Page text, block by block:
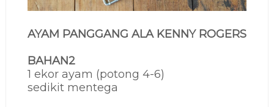
AYAM PANGGANG ALA KENNY ROGERS
BAHAN2
1 ekor ayam (potong 4-6)
sedikit mentega